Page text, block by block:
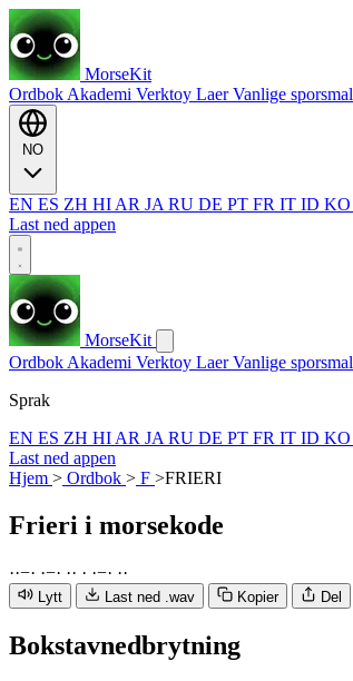
MorseKit
Ordbok Akademi Verktoy LaerVanlige sporsmal
EN ES ZH HI AR JA RU DE PT FR IT ID KO
Last ned appen
MorseKit
Ordbok Akademi Verktoy LaerVanlige sporsmal
Sprak
EN ES ZH HI AR JA RU DE PT FR IT ID KO
Last ned appen
Hjem > Ordbok > F >FRIERI
Frieri i morsekode
··−· ·−· ·· · ·−· ··
Lytt Last ned .wav Kopier Del
Bokstavnedbrytning